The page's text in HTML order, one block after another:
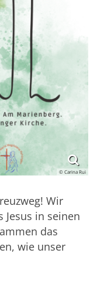
© Carina Rui
Wir
in seinen
das
wie unser